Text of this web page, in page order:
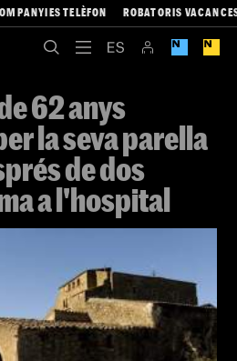
TELÈFON ROBATORIS
62 anys
la seva parella
de dos
a l'hospital